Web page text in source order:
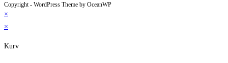
Copyright - WordPress Theme by OceanWP
×
×
Kurv